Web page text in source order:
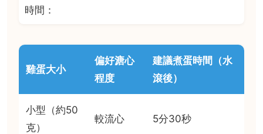
時間：
雞蛋大小
偏好溏心
程度
建議煮蛋時間（水
滾後）
小型（約50
克）
較流心 5分30秒